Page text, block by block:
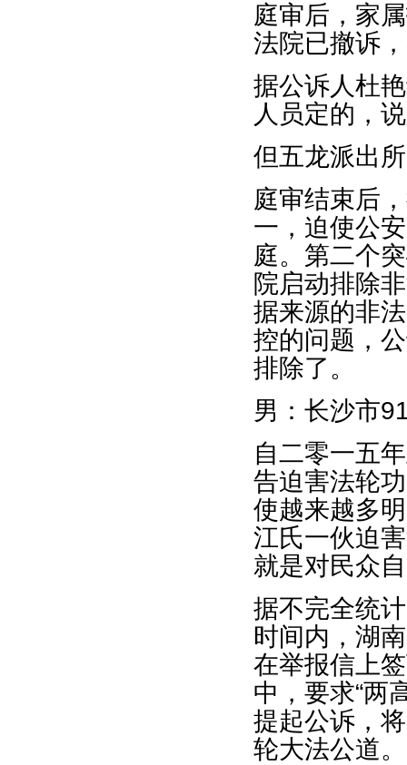
庭审后，家
法院已撤诉
据公诉人杜
人员定的，
但五龙派出
庭审结束后
一，迫使公
庭。第二个
院启动排除
据来源的非
控的问题，
排除了。
男：长沙市
自二零一五
告迫害法轮
使越来越多
江氏一伙迫
就是对民众
据不完全统
时间内，湖
在举报信上
中，要求“两
提起公诉，
轮大法公道。